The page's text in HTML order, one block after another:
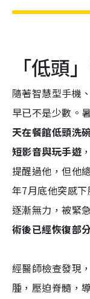
「低頭
隨著智慧型手機
早已不是少數。
天在餐館低頭洗
短影音與玩手遊
提醒過他，但他
年7月底他突感
逐漸無力，被緊
術後已經恢復部
經醫師檢查發現
腫，壓迫脊髓，